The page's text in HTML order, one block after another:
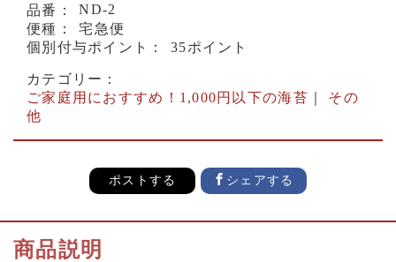
品番：
ND-2
便種：
宅急便
個別付与ポイント：
35ポイント
カテゴリー：
ご家庭用におすすめ！1,000円以下の海苔
その
他
ポストする シェアする
商品説明